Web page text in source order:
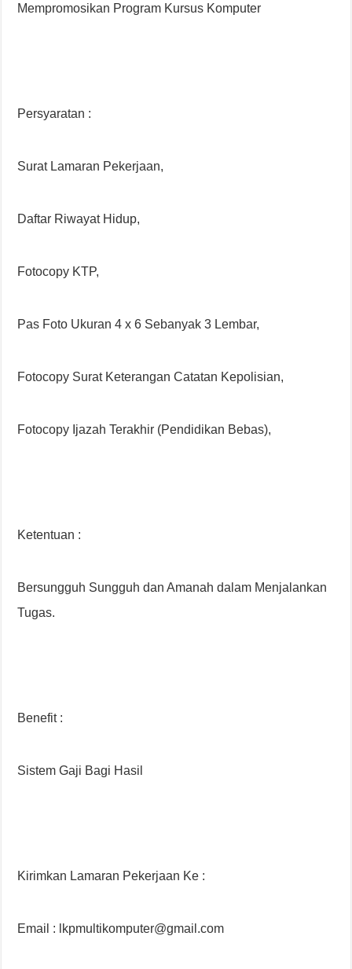
Mempromosikan Program Kursus Komputer
Persyaratan :
Surat Lamaran Pekerjaan,
Daftar Riwayat Hidup,
Fotocopy KTP,
Pas Foto Ukuran 4 x 6 Sebanyak 3 Lembar,
Fotocopy Surat Keterangan Catatan Kepolisian,
Fotocopy Ijazah Terakhir (Pendidikan Bebas),
Ketentuan :
Bersungguh Sungguh dan Amanah dalam Menjalankan
Tugas.
Benefit :
Sistem Gaji Bagi Hasil
Kirimkan Lamaran Pekerjaan Ke :
Email : lkpmultikomputer@gmail.com